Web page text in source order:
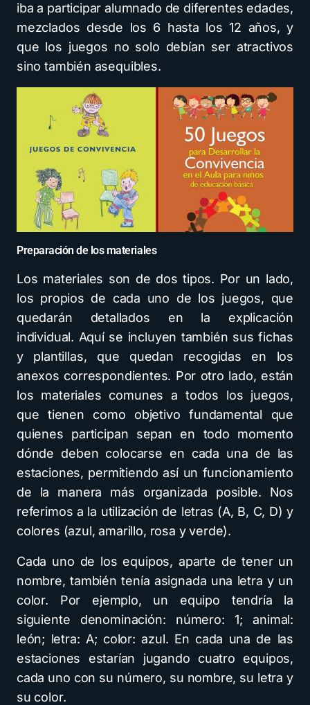
iba a participar alumnado de diferentes edades,
mezclados desde los 6 hasta los 12 años, y
que los juegos no solo debían ser atractivos
sino también asequibles.
Preparación de los materiales
Los materiales son de dos tipos. Por un lado,
los propios de cada uno de los juegos, que
quedarán detallados en la explicación
individual. Aquí se incluyen también sus fichas
y plantillas, que quedan recogidas en los
anexos correspondientes. Por otro lado, están
los materiales comunes a todos los juegos,
que tienen como objetivo fundamental que
quienes participan sepan en todo momento
dónde deben colocarse en cada una de las
estaciones, permitiendo así un funcionamiento
de la manera más organizada posible. Nos
referimos a la utilización de letras (A, B, C, D) y
colores (azul, amarillo, rosa y verde).
Cada uno de los equipos, aparte de tener un
nombre, también tenía asignada una letra y un
color. Por ejemplo, un equipo tendría la
siguiente denominación: número: 1; animal:
león; letra: A; color: azul. En cada una de las
estaciones estarían jugando cuatro equipos,
cada uno con su número, su nombre, su letra y
su color.